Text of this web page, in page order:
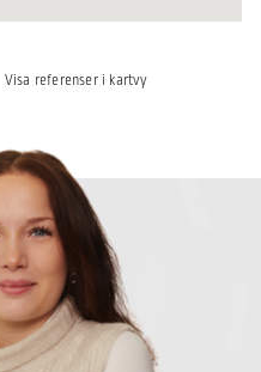
Visa referenser i kartvy